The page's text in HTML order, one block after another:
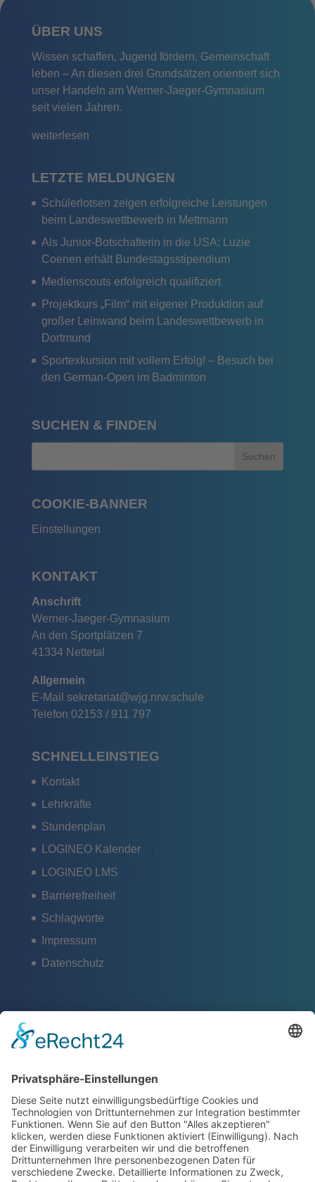
ÜBER UNS
Wissen schaffen, Jugend fördern, Gemeinschaft
leben – An diesen drei Grundsätzen orientiert sich
unser Handeln am Werner-Jaeger-Gymnasium
seit vielen Jahren.
weiterlesen
LETZTE MELDUNGEN
Schülerlotsen zeigen erfolgreiche Leistungen
beim Landeswettbewerb in Mettmann
Als Junior-Botschafterin in die USA: Luzie
Coenen erhält Bundestagsstipendium
Medienscouts erfolgreich qualifiziert
Projektkurs „Film“ mit eigener Produktion auf
großer Leinwand beim Landeswettbewerb in
Dortmund
Sportexkursion mit vollem Erfolg! – Besuch bei
den German-Open im Badminton
SUCHEN & FINDEN
COOKIE-BANNER
Einstellungen
KONTAKT
Anschrift
Werner-Jaeger-Gymnasium
An den Sportplätzen 7
41334 Nettetal
Allgemein
E-Mail sekretariat@wjg.nrw.schule
Telefon 02153 / 911 797
SCHNELLEINSTIEG
Kontakt
Lehrkräfte
Stundenplan
LOGINEO Kalender
LOGINEO LMS
Barrierefreiheit
Schlagworte
Impressum
Datenschutz
ZERTIFIKATE